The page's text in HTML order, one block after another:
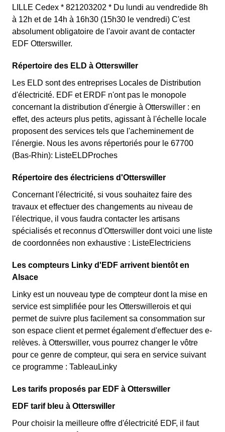
LILLE Cedex * 821203202 * Du lundi au vendredide 8h
à 12h et de 14h à 16h30 (15h30 le vendredi) C'est
absolument obligatoire de l'avoir avant de contacter
EDF Otterswiller.
Répertoire des ELD à Otterswiller
Les ELD sont des entreprises Locales de Distribution
d'électricité. EDF et ERDF n'ont pas le monopole
concernant la distribution d'énergie à Otterswiller : en
effet, des acteurs plus petits, agissant à l'échelle locale
proposent des services tels que l'acheminement de
l'énergie. Nous les avons répertoriés pour le 67700
(Bas-Rhin): ListeELDProches
Répertoire des électriciens d'Otterswiller
Concernant l'électricité, si vous souhaitez faire des
travaux et effectuer des changements au niveau de
l'électrique, il vous faudra contacter les artisans
spécialisés et reconnus d'Otterswiller dont voici une liste
de coordonnées non exhaustive : ListeElectriciens
Les compteurs Linky d'EDF arrivent bientôt en
Alsace
Linky est un nouveau type de compteur dont la mise en
service est simplifiée pour les Otterswillerois et qui
permet de suivre plus facilement sa consommation sur
son espace client et permet également d'effectuer des e-
relèves. à Otterswiller, vous pourrez changer le vôtre
pour ce genre de compteur, qui sera en service suivant
ce programme : TableauLinky
Les tarifs proposés par EDF à Otterswiller
EDF tarif bleu à Otterswiller
Pour choisir la meilleure offre d'électricité EDF, il faut